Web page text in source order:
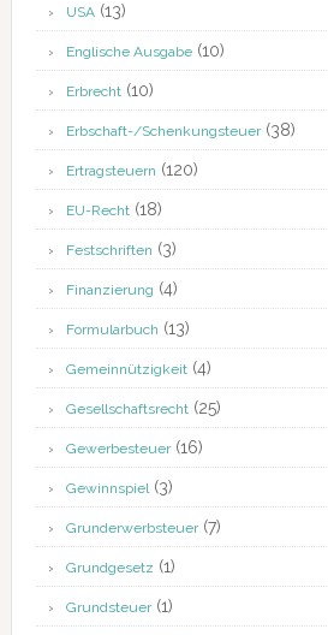
USA(13)
Englische Ausgabe(10)
Erbrecht(10)
Erbschaft-/Schenkungsteuer(38)
Ertragsteuern (120)
EU-Recht(18)
Festschriften (3)
Finanzierung (4)
Formularbuch (13)
Gemeinnützigkeit(4)
Gesellschaftsrecht(25)
Gewerbesteuer(16)
Gewinnspiel(3)
Grunderwerbsteuer(7)
Grundgesetz (1)
Grundsteuer(1)